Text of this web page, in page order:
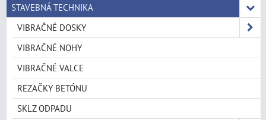
STAVEBNÁ TECHNIKA
VIBRAČNÉ DOSKY
VIBRAČNÉ NOHY
VIBRAČNÉ VALCE
REZAČKY BETÓNU
SKLZ ODPADU